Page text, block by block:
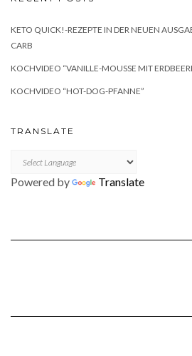
KETO QUICK!-REZEPTE IN DER NEUEN
CARB
KOCHVIDEO “VANILLE-MOUSSE MIT
KOCHVIDEO “HOT-DOG-PFANNE”
TRANSLATE
Powered by Translate